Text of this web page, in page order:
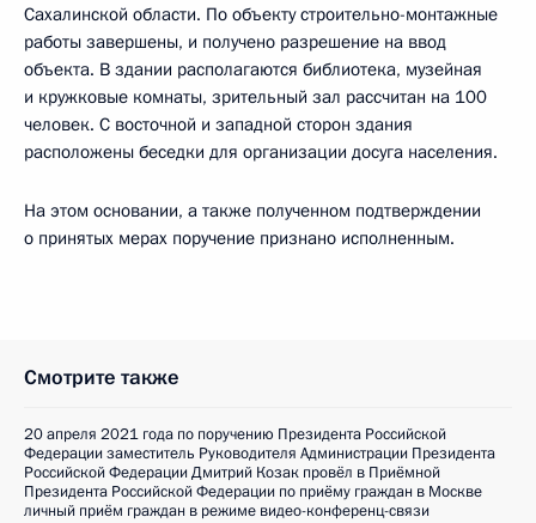
Сахалинской области. По объекту строительно-монтажные
работы завершены, и получено разрешение на ввод
объекта. В здании располагаются библиотека, музейная
и кружковые комнаты, зрительный зал рассчитан на 100
человек. С восточной и западной сторон здания
расположены беседки для организации досуга населения.
На этом основании, а также полученном подтверждении
о принятых мерах поручение признано исполненным.
Смотрите также
20 апреля 2021 года по поручению Президента Российской
Федерации заместитель Руководителя Администрации Президента
Российской Федерации Дмитрий Козак провёл в Приёмной
Президента Российской Федерации по приёму граждан в Москве
личный приём граждан в режиме видео-конференц-связи